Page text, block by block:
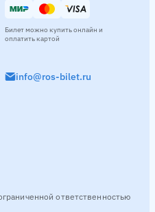
ответственностью
info@ros-bilet.ru
Билет можно купить онлайн и
оплатить картой